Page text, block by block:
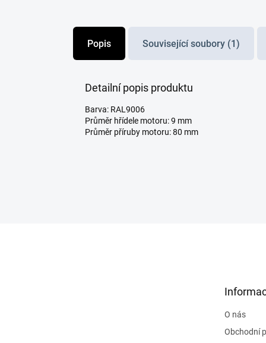
Popis Související soubory (1)
Detailní popis produktu
Barva: RAL9006
Průměr hřídele motoru: 9 mm
Průměr příruby motoru: 80 mm
O nás
Obchodní